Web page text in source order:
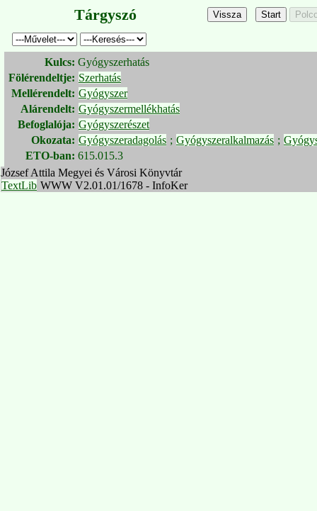
Tárgyszó
Kulcs: Gyógyszerhatás
Fölérendeltje: Szerhatás
Mellérendelt: Gyógyszer
Alárendelt: Gyógyszermellékhatás
Befoglalója: Gyógyszerészet
Okozata: Gyógyszeradagolás ; Gyógyszeralkalmazás ;
ETO-ban: 615.015.3
József Attila Megyei és Városi Könyvtár
TextLib WWW V2.01.01/1678 - InfoKer